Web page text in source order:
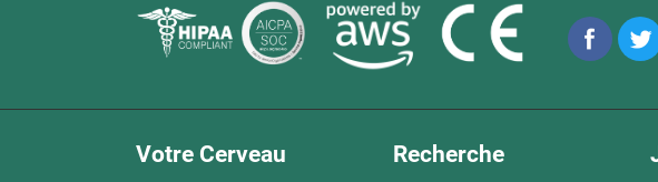
Votre Cerveau Recherche